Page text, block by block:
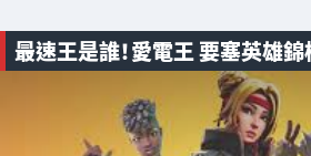
最速王是誰！愛電王 要塞英雄